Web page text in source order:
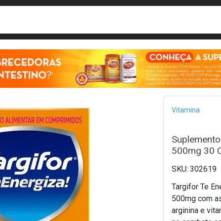
Vitamina
500mg 30
302619
Targifor Te
500mg com
arginina e